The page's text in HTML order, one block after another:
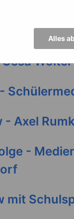
Britta
- Axel
-
mit
Alles